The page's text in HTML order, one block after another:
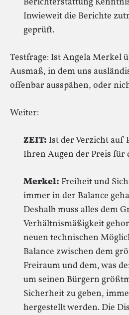
Inwieweit die Berichte
geprüft.
Testfrage: Ist Angela Merkel
Ausmaß, in dem uns
offenbar ausspähen, oder
Weiter:
ZEIT: Ist der Verzicht auf
Ihren Augen der Preis für
Merkel: Freiheit und
immer in der Balance
Deshalb muss alles dem
Verhältnismäßigkeit
neuen technischen
Balance zwischen dem
Freiraum und dem, was
um seinen Bürgern
Sicherheit zu geben,
hergestellt werden. Die